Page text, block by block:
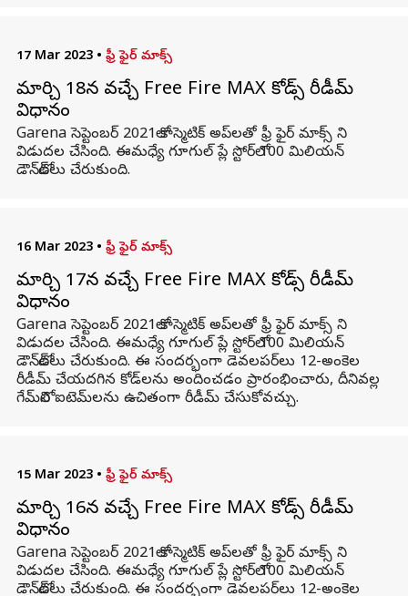
17 Mar 2023 • ఫ్రీ ఫైర్ మాక్స్
మార్చి 18న వచ్చే Free Fire MAX కోడ్స్ రీడీమ్
విధానం
Garena సెప్టెంబర్ 2021లో కాస్మెటిక్ అప్‌లతో ఫ్రీ ఫైర్ మాక్స్ ని
విడుదల చేసింది. ఈమధ్యే గూగుల్ ప్లే స్టోర్‌లో 100 మిలియన్
డౌన్‌లోడ్‌లు చేరుకుంది.
16 Mar 2023 • ఫ్రీ ఫైర్ మాక్స్
మార్చి 17న వచ్చే Free Fire MAX కోడ్స్ రీడీమ్
విధానం
Garena సెప్టెంబర్ 2021లో కాస్మెటిక్ అప్‌లతో ఫ్రీ ఫైర్ మాక్స్ ని
విడుదల చేసింది. ఈమధ్యే గూగుల్ ప్లే స్టోర్‌లో 100 మిలియన్
డౌన్‌లోడ్‌లు చేరుకుంది. ఈ సందర్భంగా డెవలపర్‌లు 12-అంకెల
రీడీమ్ చేయదగిన కోడ్‌లను అందించడం ప్రారంభించారు, దీనివల్ల
గేమ్‌లోని ఐటెమ్‌లను ఉచితంగా రీడీమ్ చేసుకోవచ్చు.
15 Mar 2023 • ఫ్రీ ఫైర్ మాక్స్
మార్చి 16న వచ్చే Free Fire MAX కోడ్స్ రీడీమ్
విధానం
Garena సెప్టెంబర్ 2021లో కాస్మెటిక్ అప్‌లతో ఫ్రీ ఫైర్ మాక్స్ ని
విడుదల చేసింది. ఈమధ్యే గూగుల్ ప్లే స్టోర్‌లో 100 మిలియన్
డౌన్‌లోడ్‌లు చేరుకుంది. ఈ సందర్భంగా డెవలపర్‌లు 12-అంకెల